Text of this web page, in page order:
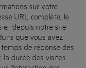
sur votre
URL complète, le
et depuis notre site
que vous avez
de réponse des
la durée des visites